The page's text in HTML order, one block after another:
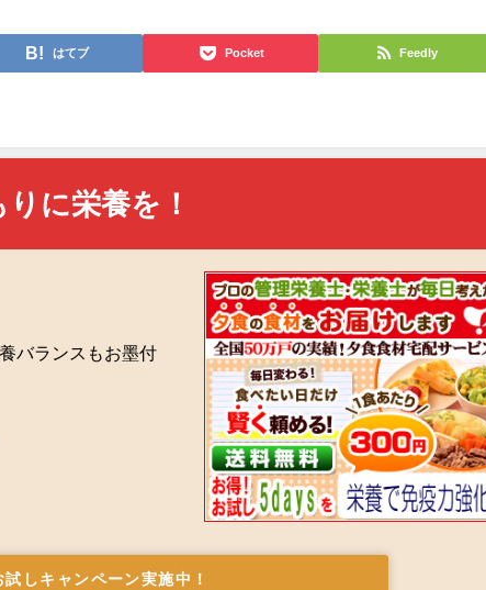
はてブ Pocket Feedly
に栄養を！
バランスもお墨付
試しキャンペーン実施中！